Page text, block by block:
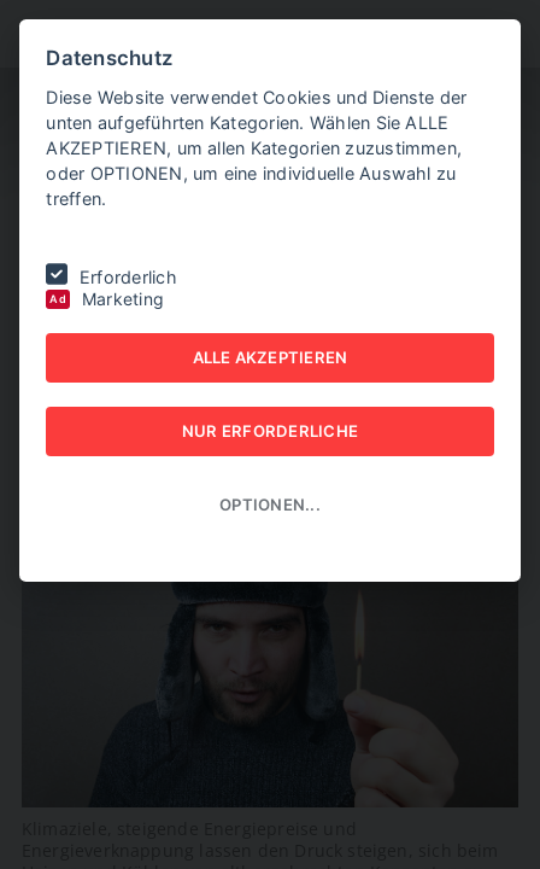
MANAGEMENT-GUIDE 2022
COOLE IDEEN FÜR
HEISSE THEMEN
NEW BUSINESS GUIDES - FACILITY MANAGEMENT-
GUIDE 2022
Datenschutz
Diese Website verwendet Cookies und Dienste der
unten aufgeführten Kategorien. Wählen Sie ALLE
AKZEPTIEREN, um allen Kategorien zuzustimmen,
oder OPTIONEN, um eine individuelle Auswahl zu
treffen.
Erforderlich
Ad Marketing
ALLE AKZEPTIEREN
NUR ERFORDERLICHE
OPTIONEN...